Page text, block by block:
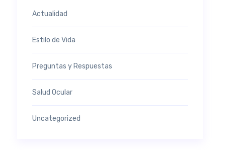
Actualidad
Estilo de Vida
Preguntas y Respuestas
Salud Ocular
Uncategorized